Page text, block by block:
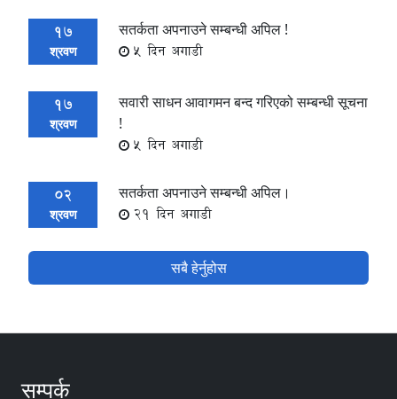
17
श्रवण
सतर्कता अपनाउने सम्बन्धी अपिल !
5 दिन अगाडी
17
श्रवण
सवारी साधन आवागमन बन्द गरिएको सम्बन्धी सूचना
!
5 दिन अगाडी
02
श्रवण
सतर्कता अपनाउने सम्बन्धी अपिल।
21 दिन अगाडी
सबै हेर्नुहोस
सम्पर्क